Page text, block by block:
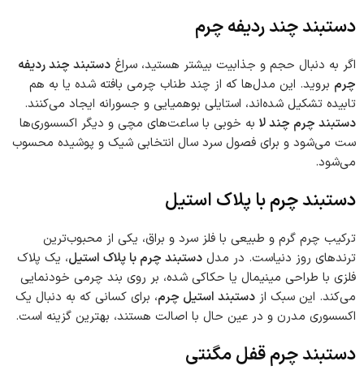
دستبند چند ردیفه چرم
اگر به دنبال حجم و جذابیت بیشتر هستید، سراغ دستبند چند ردیفه
چرم بروید. این مدل‌ها که از چند طناب چرمی بافته شده یا به هم
تابیده تشکیل شده‌اند، استایلی بوهمیایی و جسورانه ایجاد می‌کنند.
دستبند چرم چند لا به خوبی با ساعت‌های مچی و دیگر اکسسوری‌ها
ست می‌شود و برای فصول سرد سال انتخابی شیک و پوشیده محسوب
می‌شود.
دستبند چرم با پلاک استیل
ترکیب چرم گرم و طبیعی با فلز سرد و براق، یکی از محبوب‌ترین
ترندهای روز دنیاست. در مدل دستبند چرم با پلاک استیل، یک پلاک
فلزی با طراحی مینیمال یا حکاکی شده، بر روی بند چرمی خودنمایی
می‌کند. این سبک از دستبند استیل چرم، برای کسانی که به دنبال یک
اکسسوری مدرن و در عین حال با اصالت هستند، بهترین گزینه است.
دستبند چرم قفل مگنتی